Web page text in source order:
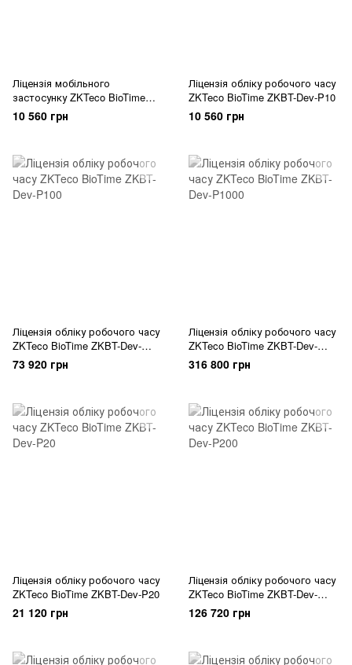
Ліцензія мобільного
застосунку ZKTeco BioTime
ZKBT-APP-P20
10 560 грн
Ліцензія обліку робочого часу
ZKTeco BioTime ZKBT-Dev-P10
10 560 грн
Ліцензія обліку робочого часу
ZKTeco BioTime ZKBT-Dev-
P100
73 920 грн
Ліцензія обліку робочого часу
ZKTeco BioTime ZKBT-Dev-
P1000
316 800 грн
Ліцензія обліку робочого часу
ZKTeco BioTime ZKBT-Dev-P20
21 120 грн
Ліцензія обліку робочого часу
ZKTeco BioTime ZKBT-Dev-
P200
126 720 грн